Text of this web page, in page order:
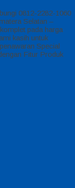
0812-2282-1060
Selatan –
pada harga
kasih untuk
Special
Fitur Produk